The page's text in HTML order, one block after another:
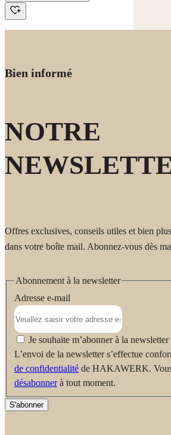
ensuite recyclés.
textile en tamponnant délicatement pour
Caractéristique Savoir-faire de Waldenbuch
permet un dosage précis sans gaspillage.
Bien informé
NOTRE
Offres exclusives, conseils utiles et bien
dans votre boîte mail. Abonnez-vous dès
Abonnement à la newsletter
Adresse e-mail
Je souhaite m’abonner à la
L’envoi de la newsletter s’effectue
de confidentialité de HAKAWERK.
désabonnerà tout moment.
S'abonner